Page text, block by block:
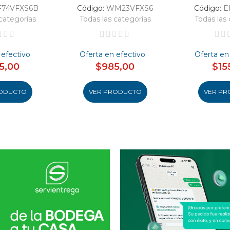
Código: WM23VFXS6
Todas las categorías
Oferta en efectivo
$985,00
VER PRODUCTO
Código:
Todas
Oferta
VER